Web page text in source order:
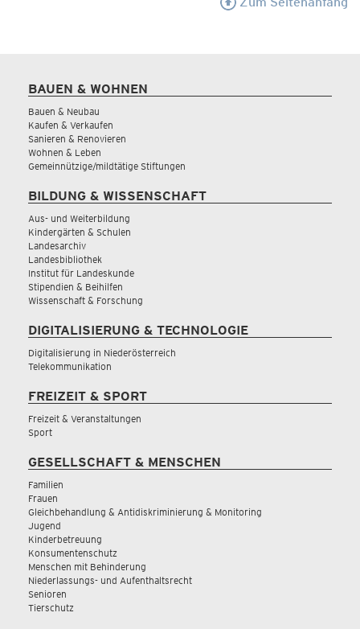
BAUEN & WOHNEN
Bauen & Neubau
Kaufen & Verkaufen
Sanieren & Renovieren
Wohnen & Leben
Gemeinnützige/mildtätige Stiftungen
BILDUNG & WISSENSCHAFT
Aus- und Weiterbildung
Kindergärten & Schulen
Landesarchiv
Landesbibliothek
Institut für Landeskunde
Stipendien & Beihilfen
Wissenschaft & Forschung
DIGITALISIERUNG & TECHNOLOGIE
Digitalisierung in Niederösterreich
Telekommunikation
FREIZEIT & SPORT
Freizeit & Veranstaltungen
Sport
GESELLSCHAFT & MENSCHEN
Familien
Frauen
Gleichbehandlung & Antidiskriminierung & Monitoring
Jugend
Kinderbetreuung
Konsumentenschutz
Menschen mit Behinderung
Niederlassungs- und Aufenthaltsrecht
Senioren
Tierschutz